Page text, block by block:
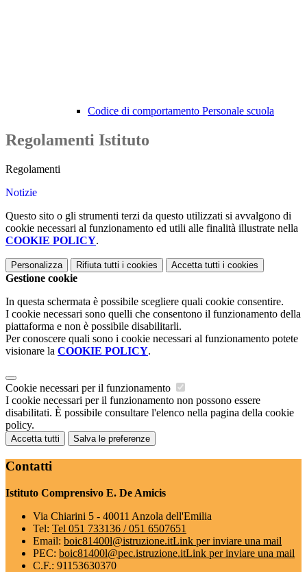
Codice di comportamento Personale scuola
Regolamenti Istituto
Regolamenti
Notizie
Questo sito o gli strumenti terzi da questo utilizzati si avvalgono di
cookie necessari al funzionamento ed utili alle finalità illustrate nella
COOKIE POLICY.
Personalizza Rifiuta tutti i cookies Accetta tutti i cookies
Gestione cookie
In questa schermata è possibile scegliere quali cookie consentire.
I cookie necessari sono quelli che consentono il funzionamento della
piattaforma e non è possibile disabilitarli.
Per conoscere quali sono i cookie necessari al funzionamento potete
visionare la COOKIE POLICY.
Cookie necessari per il funzionamento
I cookie necessari per il funzionamento non possono essere
disabilitati. È possibile consultare l'elenco nella pagina della cookie
policy.
Accetta tutti Salva le preferenze
Contatti
Istituto Comprensivo E. De Amicis
Via Chiarini 5 - 40011 Anzola dell'Emilia
Tel: Tel 051 733136 / 051 6507651
Email: boic81400l@istruzione.itLink per inviare una mail
PEC: boic81400l@pec.istruzione.itLink per inviare una mail
C.F.: 91153630370